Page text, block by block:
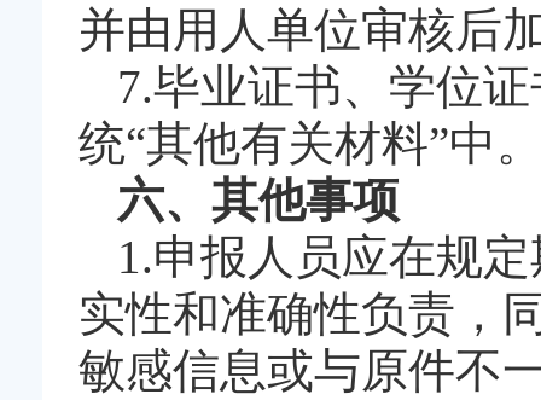
并由用人单位审核后
7.毕业证书、学位
统“其他有关材料”中
六、其他事项
1.申报人员应在规
实性和准确性负责，
敏感信息或与原件不